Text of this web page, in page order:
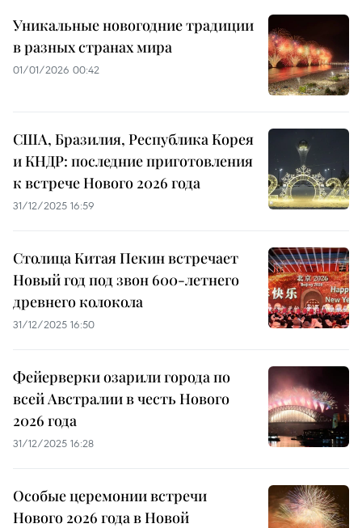
Уникальные новогодние традиции
в разных странах мира
01/01/2026 00:42
США, Бразилия, Республика Корея
и КНДР: последние приготовления
к встрече Нового 2026 года
31/12/2025 16:59
Столица Китая Пекин встречает
Новый год под звон 600-летнего
древнего колокола
31/12/2025 16:50
Фейерверки озарили города по
всей Австралии в честь Нового
2026 года
31/12/2025 16:28
Особые церемонии встречи
Нового 2026 года в Новой